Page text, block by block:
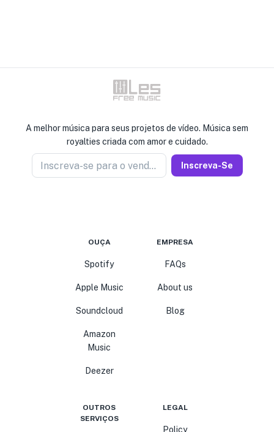
A melhor música para seus projetos de vídeo. Música sem
royalties criada com amor e cuidado.
Inscreva-se para o vendedor de notícias Inscreva-Se
OUÇA
Spotify
Apple Music
Soundcloud
Amazon
Music
Deezer
EMPRESA
FAQs
About us
Blog
OUTROS
SERVIÇOS
LEGAL
Policy